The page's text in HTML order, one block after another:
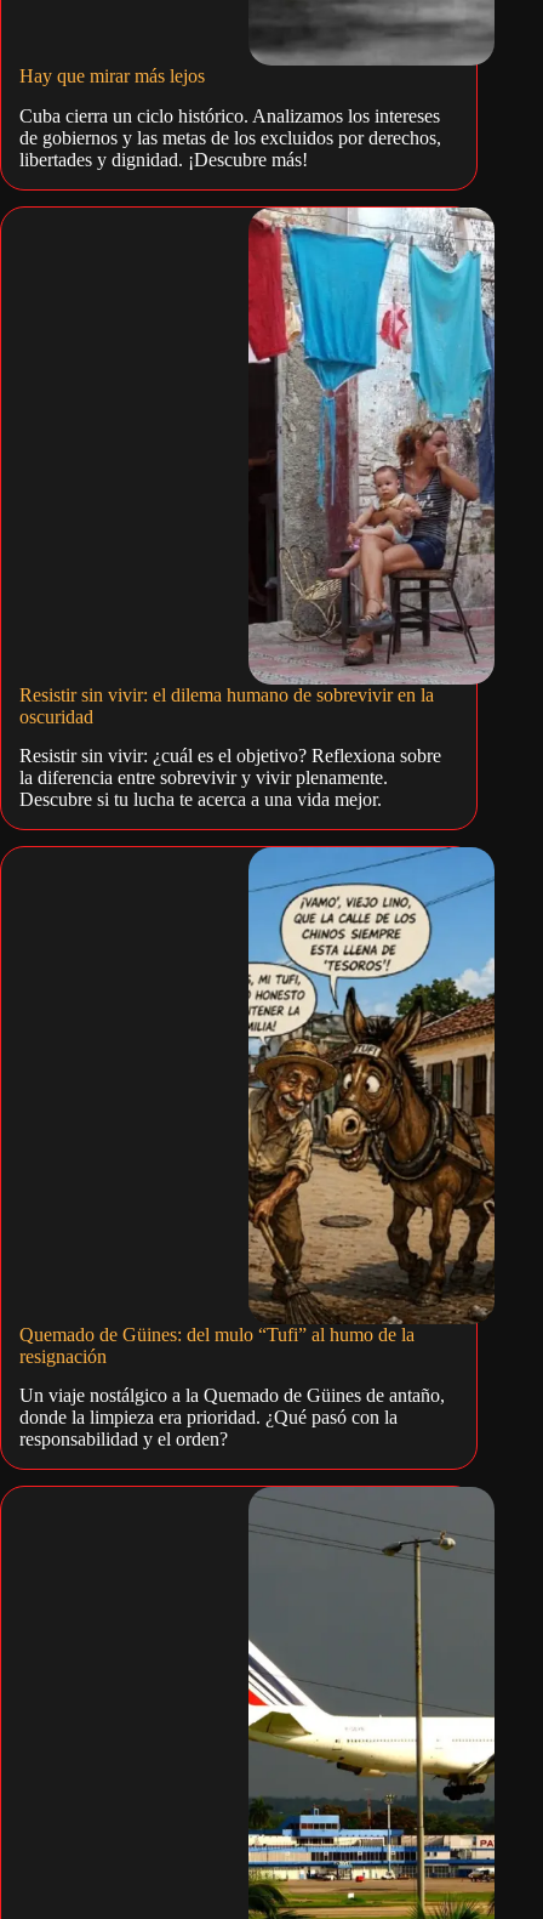
Hay que mirar más lejos
Cuba cierra un ciclo histórico. Analizamos los intereses
de gobiernos y las metas de los excluidos por derechos,
libertades y dignidad. ¡Descubre más!
Resistir sin vivir: el dilema humano de sobrevivir en la
oscuridad
Resistir sin vivir: ¿cuál es el objetivo? Reflexiona sobre
la diferencia entre sobrevivir y vivir plenamente.
Descubre si tu lucha te acerca a una vida mejor.
Quemado de Güines: del mulo “Tufi” al humo de la
resignación
Un viaje nostálgico a la Quemado de Güines de antaño,
donde la limpieza era prioridad. ¿Qué pasó con la
responsabilidad y el orden?